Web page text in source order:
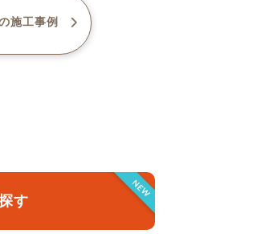
施工事例
NEW
す